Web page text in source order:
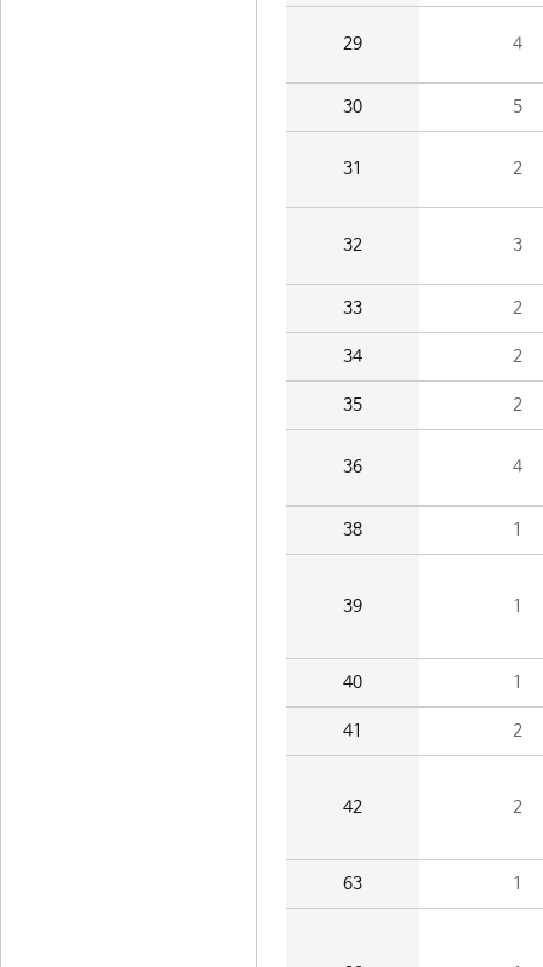
29 4
30 5
31 2
32 3
33 2
34 2
35 2
36 4
38 1
39 1
40 1
41 2
42 2
63 1